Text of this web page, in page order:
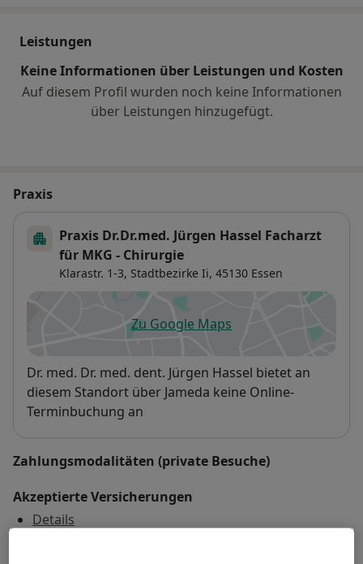
Leistungen
Keine Informationen über Leistungen und Kosten
Auf diesem Profil wurden noch keine Informationen
über Leistungen hinzugefügt.
Praxis
Praxis Dr.Dr.med. Jürgen Hassel Facharzt
für MKG - Chirurgie
Klarastr. 1-3, Stadtbezirke Ii, 45130 Essen
Zu Google Mapsöffnet in einer neuen
Verfügbarkeit
Dr. med. Dr. med. dent. Jürgen Hassel bietet an
diesem Standort über Jameda keine Online-
Terminbuchung an
Zahlungsmodalitäten (private Besuche)
Akzeptierte Versicherungen
Details